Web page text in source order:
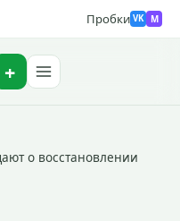
Пробки VK M
о восстановлении